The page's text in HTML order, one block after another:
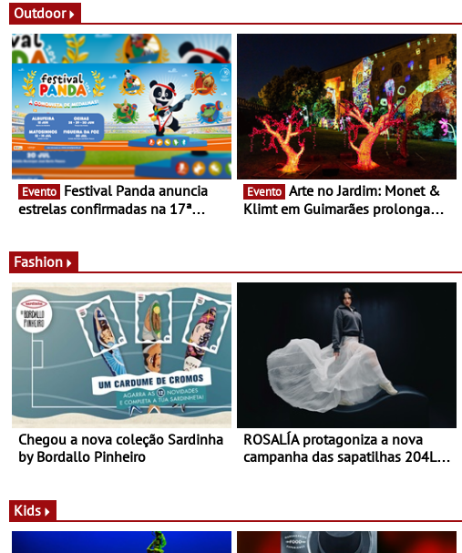
que percorre Portugal
Outdoor
Evento
estrelas confirmadas na 17ª
Evento
Klimt em Guimarães prolongada
Fashion
Chegou a nova coleção Sardinha
by Bordallo Pinheiro
ROSALÍA protagoniza a nova
campanha das sapatilhas 204L
Kids